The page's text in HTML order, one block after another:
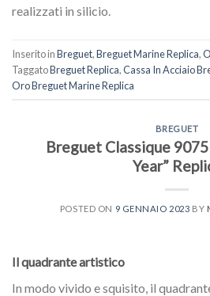
realizzati in silicio.
Inserito inBreguet,Breguet Marine Replica,
TaggatoBreguet Replica,Cassa In Acciaio
Oro Breguet Marine Replica
BREGUET
Breguet Classique
Year”
POSTED ON 9 GENNAIO 2023 BY
Il quadrante artistico
In modo vivido e squisito, il